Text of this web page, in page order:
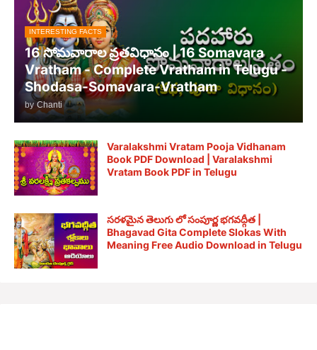
INTERESTING FACTS
16 సోమవారాల వ్రతవిధానం | 16 Somavara
Vratham - Complete Vratham in Telugu -
Shodasa-Somavara-Vratham
by Chanti
Varalakshmi Vratam Pooja Vidhanam
Book PDF Download | Varalakshmi
Vratam Book PDF in Telugu
సరళమైన తెలుగు లో సంపూర్ణ భగవద్గీత |
Bhagavad Gita Complete Slokas With
Meaning Free Audio Download in Telugu